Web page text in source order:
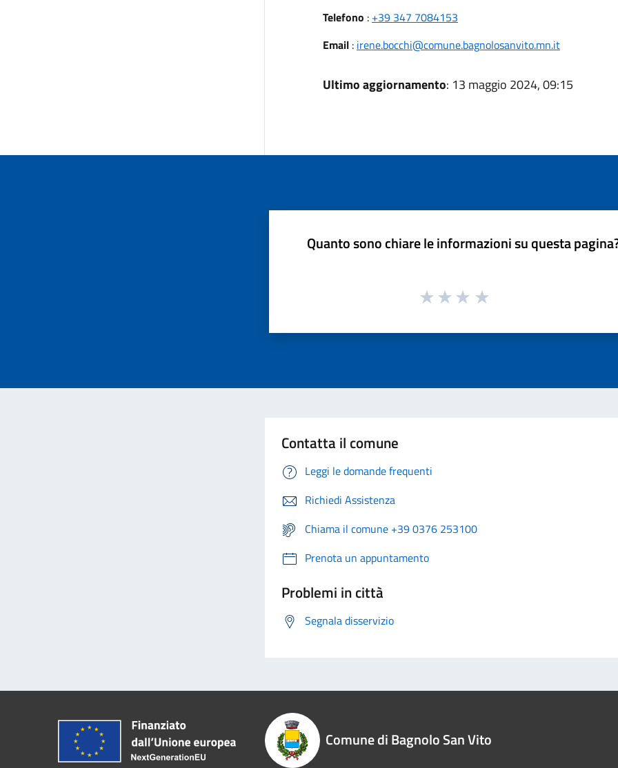
Telefono : +39 347 7084153
Email: irene.bocchi@comune.bagnolosanvito.mn.it
Ultimo aggiornamento: 13 maggio 2024, 09:15
Quanto sono chiare le informazioni su questa
Contatta il comune
Leggi le domande frequenti
Richiedi Assistenza
Chiama il comune +39 0376 253100
Prenota un appuntamento
Problemi in città
Segnala disservizio
Comune di Bagnolo San Vito